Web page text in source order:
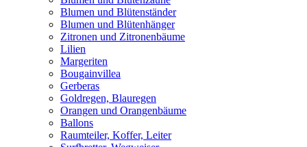
Blumen und Blütenständer
Blumen und Blütenhänger
Zitronen und Zitronenbäume
Lilien
Margeriten
Bougainvillea
Gerberas
Goldregen, Blauregen
Orangen und Orangenbäume
Ballons
Raumteiler, Koffer, Leiter